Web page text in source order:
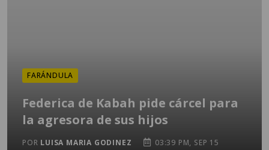
FARÁNDULA
Federica de Kabah pide cárcel para
la agresora de sus hijos
POR LUISA MARIA GODINEZ 03:39 PM, SEP 15